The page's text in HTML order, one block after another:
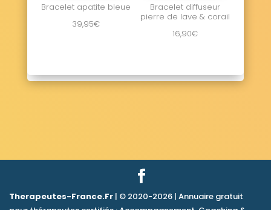
Bracelet apatite bleue
39,95€
Bracelet diffuseur
pierre de lave & corail
16,90€
Therapeutes-France.Fr | © 2020-2026 | Annuaire gratuit